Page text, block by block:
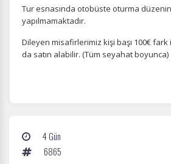
Tur esnasında otobüste oturma
yapılmamaktadır.
Dileyen misafirlerimiz kişi başı 100€
da satın alabilir. (Tüm seyahat boyunca)
4 Gün
6865